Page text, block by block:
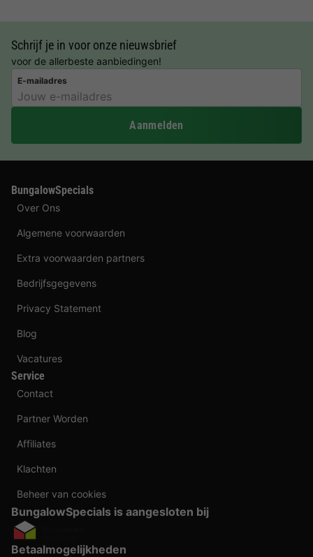
Schrijf je in voor onze nieuwsbrief
voor de allerbeste aanbiedingen!
E-mailadres
Aanmelden
BungalowSpecials
Over Ons
Algemene voorwaarden
Extra voorwaarden partners
Bedrijfsgegevens
Privacy Statement
Blog
Vacatures
Service
Contact
Partner Worden
Affiliates
Klachten
Beheer van cookies
BungalowSpecials is aangesloten bij
Betaalmogelijkheden